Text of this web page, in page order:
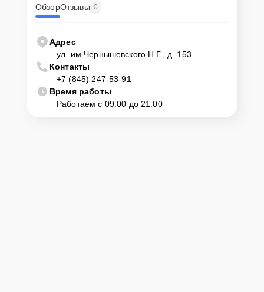
ОбзорОтзывы 0
Адрес
ул. им Чернышевского Н.Г., д. 153
Контакты
+7 (845) 247-53-91
Время работы
Работаем с 09:00 до 21:00